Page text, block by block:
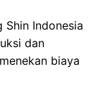
Shin Indonesia
dan
biaya